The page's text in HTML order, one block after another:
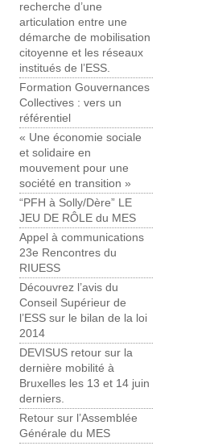
recherche d’une
articulation entre une
démarche de mobilisation
citoyenne et les réseaux
institués de l’ESS.
Formation Gouvernances
Collectives : vers un
référentiel
« Une économie sociale
et solidaire en
mouvement pour une
société en transition »
“PFH à Solly/Dère” LE
JEU DE RÔLE du MES
Appel à communications
23e Rencontres du
RIUESS
Découvrez l’avis du
Conseil Supérieur de
l’ESS sur le bilan de la loi
2014
DEVISUS retour sur la
dernière mobilité à
Bruxelles les 13 et 14 juin
derniers.
Retour sur l’Assemblée
Générale du MES